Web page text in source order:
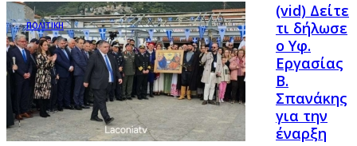
ΠΟΛΙΤΙΚΗ
(vid) Δείτε
τι δήλωσε
ο Υφ.
Εργασίας
Β.
Σπανάκης
για την
έναρξη